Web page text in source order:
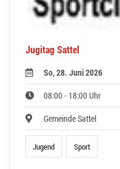
Jugitag Sattel
So, 28. Juni 2026
08:00 - 18:00 Uhr
Gemeinde Sattel
Jugend Sport